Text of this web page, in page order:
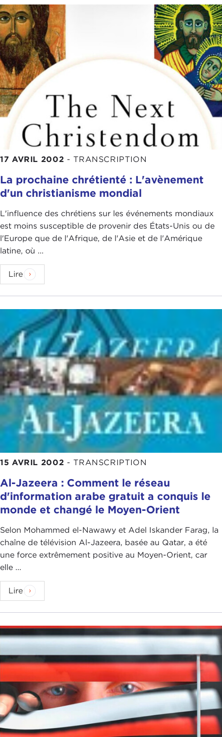
17 AVRIL 2002 - TRANSCRIPTION
La prochaine chrétienté : L'avènement
d'un christianisme mondial
L'influence des chrétiens sur les événements mondiaux
est moins susceptible de provenir des États-Unis ou de
l'Europe que de l'Afrique, de l'Asie et de l'Amérique
latine, où ...
Lire
15 AVRIL 2002 - TRANSCRIPTION
Al-Jazeera : Comment le réseau
d'information arabe gratuit a conquis le
monde et changé le Moyen-Orient
Selon Mohammed el-Nawawy et Adel Iskander Farag, la
chaîne de télévision Al-Jazeera, basée au Qatar, a été
une force extrêmement positive au Moyen-Orient, car
elle ...
Lire